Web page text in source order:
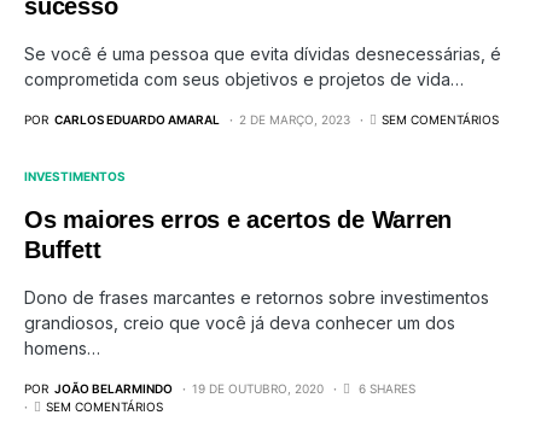
sucesso
Se você é uma pessoa que evita dívidas desnecessárias, é
comprometida com seus objetivos e projetos de vida…
POR CARLOS EDUARDO AMARAL 2 DE MARÇO, 2023 SEM COMENTÁRIOS
INVESTIMENTOS
Os maiores erros e acertos de Warren
Buffett
Dono de frases marcantes e retornos sobre investimentos
grandiosos, creio que você já deva conhecer um dos
homens…
POR JOÃO BELARMINDO 19 DE OUTUBRO, 2020
6 SHARES
SEM COMENTÁRIOS